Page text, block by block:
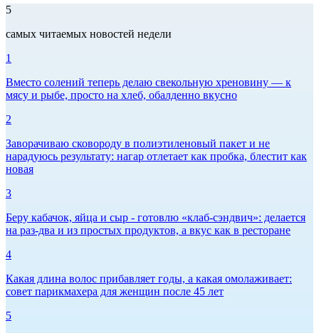
5
самых читаемых новостей недели
1
Вместо солений теперь делаю свекольную хреновину — к
мясу и рыбе, просто на хлеб, обалденно вкусно
2
Заворачиваю сковороду в полиэтиленовый пакет и не
нарадуюсь результату: нагар отлетает как пробка, блестит как
новая
3
Беру кабачок, яйца и сыр - готовлю «клаб-сэндвич»: делается
на раз-два и из простых продуктов, а вкус как в ресторане
4
Какая длина волос прибавляет годы, а какая омолаживает:
совет парикмахера для женщин после 45 лет
5